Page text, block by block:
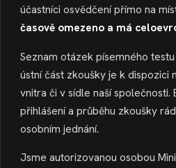
účastníci osvědčení přímo na
časově omezeno a má
Seznam otázek písemného
ústní část zkoušky je k dispozici
vnitra či v sídle naší společnosti.
přihlášení a průběhu zkoušky
osobním jednání.
Jsme autorizovanou osobou